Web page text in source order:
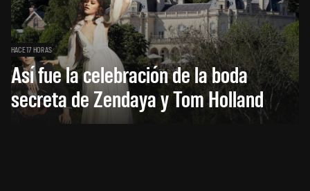
HACE 17 HORAS
Así fue la celebración de la boda
secreta de Zendaya y Tom Holland